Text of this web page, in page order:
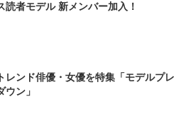
読者モデル 新メンバー加入！
レンド俳優・女優を特集「モデルプレ
ウン」